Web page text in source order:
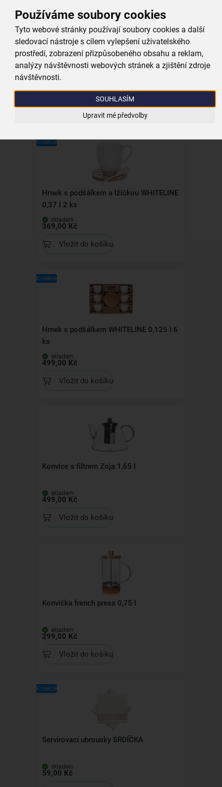
Používáme soubory cookies
Tyto webové stránky používají soubory cookies a další
sledovací nástroje s cílem vylepšení uživatelského
prostředí, zobrazení přizpůsobeného obsahu a reklam,
analýzy návštěvnosti webových stránek a zjištění zdroje
návštěvnosti.
SOUHLASÍM
Upravit mé předvolby
Dvoustěnný hrnek DOUBLE 0,3 l
199,00 Kč
Vložit do košíku
Kolekce
Hrnek s podšálkem a lžičkou WHITELINE
0,37 l 2 ks
skladem
369,00 Kč
Vložit do košíku
Kolekce
Hrnek s podšálkem WHITELINE 0,125 l 6
ks
skladem
499,00 Kč
Vložit do košíku
Konvice s filtrem Zoja 1,65 l
skladem
499,00 Kč
Vložit do košíku
Konvička french press 0,75 l
skladem
299,00 Kč
Vložit do košíku
Kolekce
Servírovací ubrousky SRDÍČKA
skladem
59,00 Kč